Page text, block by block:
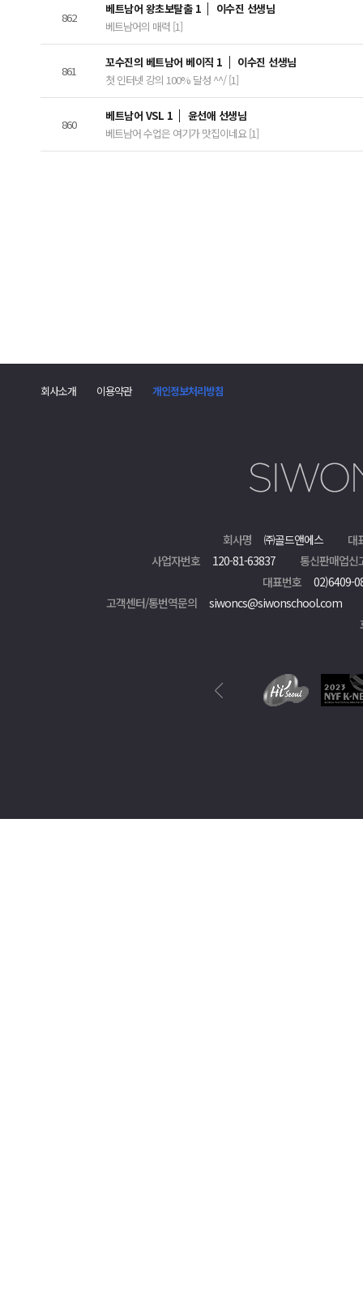
글
862
베트남어 왕초보탈출 1
이수진 선생님
베트남어의 매력 [1]
861
꼬수진의 베트남어 베이직 1
이수진 선생님
첫 인터넷 강의 100% 달성 ^^/ [1]
860
베트남어 VSL 1
윤선애 선생님
베트남어 수업은 여기가 맛집이네요 [1]
회사소개 이용약관 개인정보처리방침
회사명 ㈜골드앤에스
대
사업자번호
120-81-63837
통신판매업신
대표번호
02)6409-
고객센터/통번역문의
siwoncs@siwonschool.com